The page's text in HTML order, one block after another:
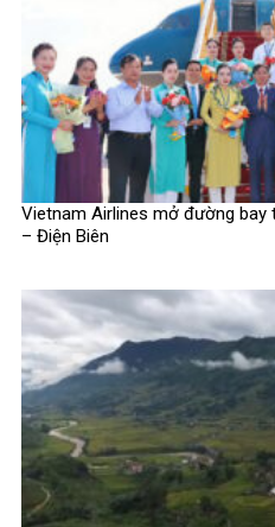
Vietnam Airlines mở đường bay
– Điện Biên